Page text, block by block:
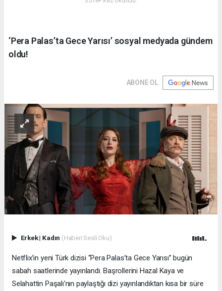
‘Pera Palas’ta Gece Yarısı’ sosyal medyada gündem
oldu!
ABONE OL
Erkek| Kadın (Haberi Sesli Oku)
Netflix’in yeni Türk dizisi “Pera Palas’ta Gece Yarısı” bugün
sabah saatlerinde yayınlandı. Başrollerini Hazal Kaya ve
Selahattin Paşalı’nın paylaştığı dizi yayınlandıktan kısa bir süre